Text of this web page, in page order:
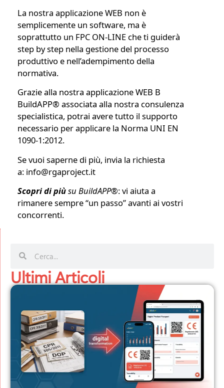
La nostra applicazione WEB non è
semplicemente un software, ma è
soprattutto un FPC ON-LINE che ti guiderà
step by step nella gestione del processo
produttivo e nell’adempimento della
normativa.
Grazie alla nostra applicazione WEB B
BuildAPP® associata alla nostra consulenza
specialistica, potrai avere tutto il supporto
necessario per applicare la Norma UNI EN
1090-1:2012.
Se vuoi saperne di più, invia la richiesta
a: info@rgaproject.it
Scopri di piùsu BuildAPP®: vi aiuta a
rimanere sempre “un passo” avanti ai vostri
concorrenti.
Ultimi Articoli